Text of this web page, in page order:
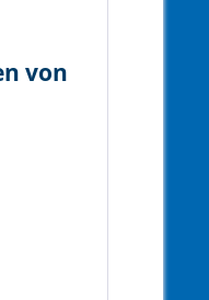
von